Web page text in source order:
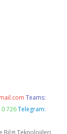
Teams:
726 Telegram:
Bilgi Teknolojileri